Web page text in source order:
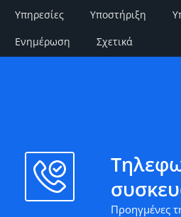
Υπηρεσίες Υποστήριξη
Ενημέρωση
Σχετικά
Προηγμένες